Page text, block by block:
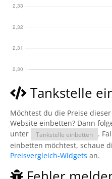
Tankstelle
Möchtest du die Preise
Website einbetten? Dann
unter
Tankstelle einbetten
.
einbetten möchtest, schaue
Preisvergleich-Widgets an.